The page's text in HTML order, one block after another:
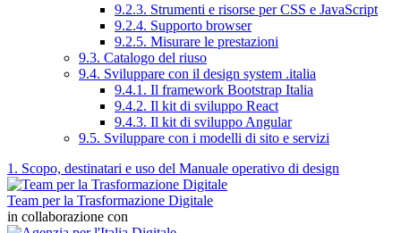
9.2.3. Strumenti e risorse per CSS e JavaScript
9.2.4. Supporto browser
9.2.5. Misurare le prestazioni
9.3. Catalogo del riuso
9.4. Sviluppare con il design system .italia
9.4.1. Il framework Bootstrap Italia
9.4.2. Il kit di sviluppo React
9.4.3. Il kit di sviluppo Angular
9.5. Sviluppare con i modelli di sito e servizi
1. Scopo, destinatari e uso del Manuale operativo di design
Team per la Trasformazione Digitale
in collaborazione con